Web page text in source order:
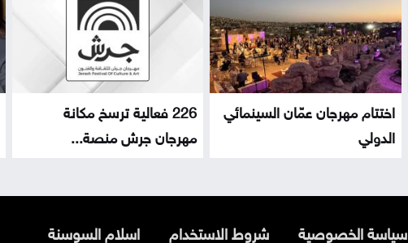
اختتام مهرجان عمّان السينمائي
الدولي
226 فعالية ترسخ مكانة
مهرجان جرش منصة...
سياسة الخصوصية شروط الاستخدام اسلام السوسنة